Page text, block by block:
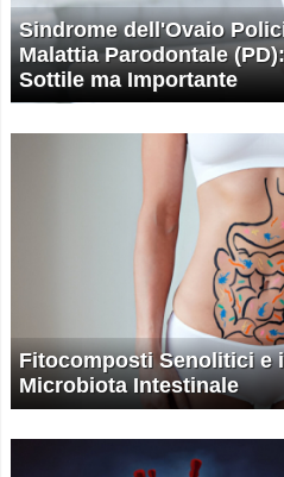
Sindrome dell'Ovaio
Malattia Parodontale
Sottile ma Importante
Fitocomposti Senolitici e
Microbiota Intestinale